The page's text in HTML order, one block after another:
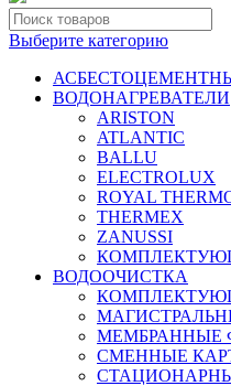
Выберите категорию
ВОДОНАГРЕВАТЕЛИ
ARISTON
ATLANTIC
BALLU
ELECTROLUX
ROYAL
THERMEX
ZANUSSI
ВОДООЧИСТКА
МЕМБРАННЫЕ
СМЕННЫЕ